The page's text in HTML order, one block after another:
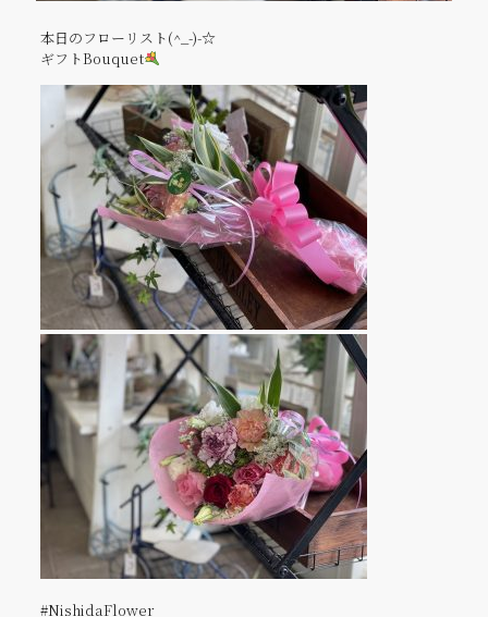
本日のフローリスト(^_-)-☆
ギフトBouquet
#NishidaFlower